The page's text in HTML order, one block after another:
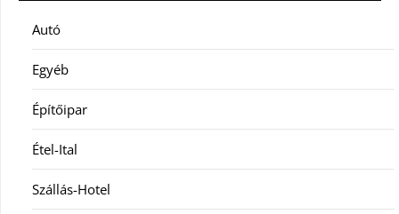
Autó
Egyéb
Építőipar
Étel-Ital
Szállás-Hotel